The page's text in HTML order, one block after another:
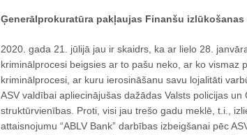
Ģenerālprokuratūra pakļaujas Finanšu izlūkošanas
2020. gada 21. jūlijā jau ir skaidrs, ka ar lielo 28.
kriminālprocesi beigsies ar to pašu neko, ar ko vismaz
kriminālprocesi, ar kuru ierosināšanu savu lojalitāti
ASV valdībai apliecinājušas dažādas Valsts policijas
struktūrvienības. Proti, visi jau trešo gadu meklē, t.i.,
attaisnojumu “ABLV Bank” darbības izbeigšanai pēc